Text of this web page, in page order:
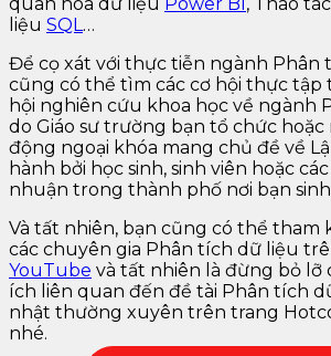
liệu SQL …
Để cọ xát với thực tiễn ngành Phân
cũng có thể tìm các cơ hội thực tập
hội nghiên cứu khoa học về ngành
do Giáo sư trường bạn tổ chức
động ngoại khóa mang chủ đề về
hành bởi học sinh, sinh viên hoặc
nhuận trong thành phố nơi bạn sinh
Và tất nhiên, bạn cũng có thể tham
các chuyên gia Phân tích dữ liệu
YouTube và tất nhiên là đừng bỏ lỡ
ích liên quan đến đề tài Phân tích
nhật thường xuyên trên trang
nhé.